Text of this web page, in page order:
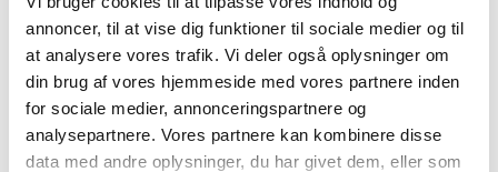
annoncer, til at vise dig funktioner til sociale medier og til
at analysere vores trafik. Vi deler også oplysninger om
din brug af vores hjemmeside med vores partnere inden
for sociale medier, annonceringspartnere og
analysepartnere. Vores partnere kan kombinere disse
data med andre oplysninger, du har givet dem, eller som
5999053630119
pretty girl k-9
DKK 45,00
DKK 36,00 ekskl. moms
5999053616106
k9 idc baby 1
DKK 298,00
DKK 238,40 ekskl. moms